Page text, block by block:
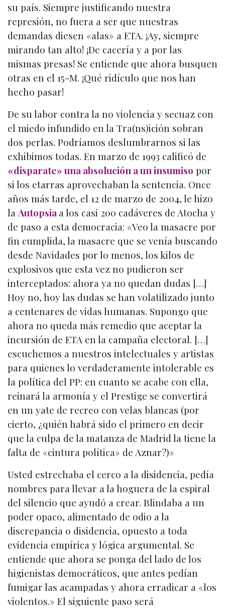
su país. Siempre justificando nuestra
represión, no fuera a ser que nuestras
demandas diesen «alas» a ETA. ¡Ay, siempre
mirando tan alto! ¡De cacería y a por las
mismas presas! Se entiende que ahora busquen
otras en el 15-M. ¡Qué ridículo que nos han
hecho pasar!
De su labor contra la no violencia y secuaz con
el miedo infundido en la Tra(ns)ición sobran
dos perlas. Podríamos deslumbrarnos si las
exhibimos todas. En marzo de 1993 calificó de
«disparate» una absolución a un insumiso por
si los etarras aprovechaban la sentencia. Once
años más tarde, el 12 de marzo de 2004, le hizo
la Autopsia a los casi 200 cadáveres de Atocha y
de paso a esta democracia: «Veo la masacre por
fin cumplida, la masacre que se venía buscando
desde Navidades por lo menos, los kilos de
explosivos que esta vez no pudieron ser
interceptados: ahora ya no quedan dudas […]
Hoy no, hoy las dudas se han volatilizado junto
a centenares de vidas humanas. Supongo que
ahora no queda más remedio que aceptar la
incursión de ETA en la campaña electoral. […]
escuchemos a nuestros intelectuales y artistas
para quienes lo verdaderamente intolerable es
la política del PP: en cuanto se acabe con ella,
reinará la armonía y el Prestige se convertirá
en un yate de recreo con velas blancas (por
cierto, ¿quién habrá sido el primero en decir
que la culpa de la matanza de Madrid la tiene la
falta de «cintura política» de Aznar?)»
Usted estrechaba el cerco a la disidencia, pedía
nombres para llevar a la hoguera de la espiral
del silencio que ayudó a crear. Blindaba a un
poder opaco, alimentado de odio a la
discrepancia o disidencia, opuesto a toda
evidencia empírica y lógica argumental. Se
entiende que ahora se ponga del lado de los
higienistas democráticos, que antes pedían
fumigar las acampadas y ahora erradicar a «los
violentos.» El siguiente paso será